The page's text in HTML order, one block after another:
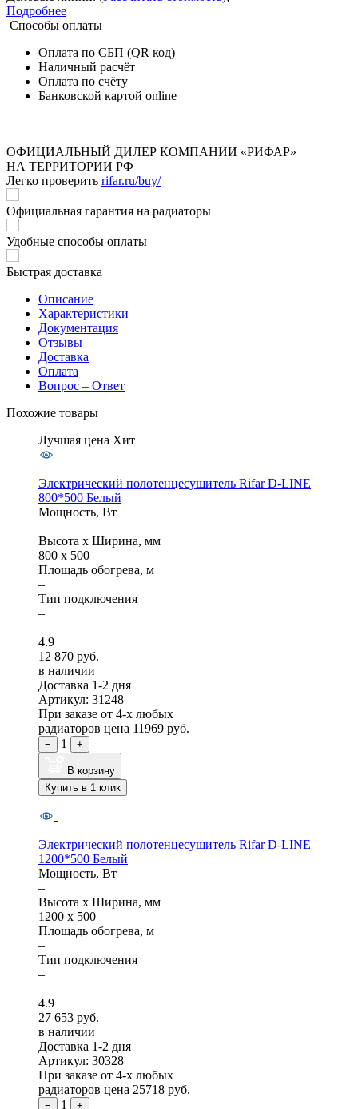
Подробнее
Способы оплаты
Оплата по СБП (QR код)
Наличный расчёт
Оплата по счёту
Банковской картой online
ОФИЦИАЛЬНЫЙ ДИЛЕР КОМПАНИИ «РИФАР»
НА ТЕРРИТОРИИ РФ
Легко проверить rifar.ru/buy/
Официальная гарантия на радиаторы
Удобные способы оплаты
Быстрая доставка
Описание
Характеристики
Документация
Отзывы
Доставка
Оплата
Вопрос – Ответ
Похожие товары
Лучшая цена Хит
Электрический полотенцесушитель Rifar D-LINE
800*500 Белый
Мощность, Вт
–
Высота x Ширина, мм
800 x 500
Площадь обогрева, м
–
Тип подключения
–
4.9
12 870 руб.
в наличии
Доставка 1-2 дня
Артикул: 31248
При заказе от 4-х любых
радиаторов цена 11969 руб.
− 1 +
В корзину
Купить в 1 клик
Электрический полотенцесушитель Rifar D-LINE
1200*500 Белый
Мощность, Вт
–
Высота x Ширина, мм
1200 x 500
Площадь обогрева, м
–
Тип подключения
–
4.9
27 653 руб.
в наличии
Доставка 1-2 дня
Артикул: 30328
При заказе от 4-х любых
радиаторов цена 25718 руб.
− 1 +